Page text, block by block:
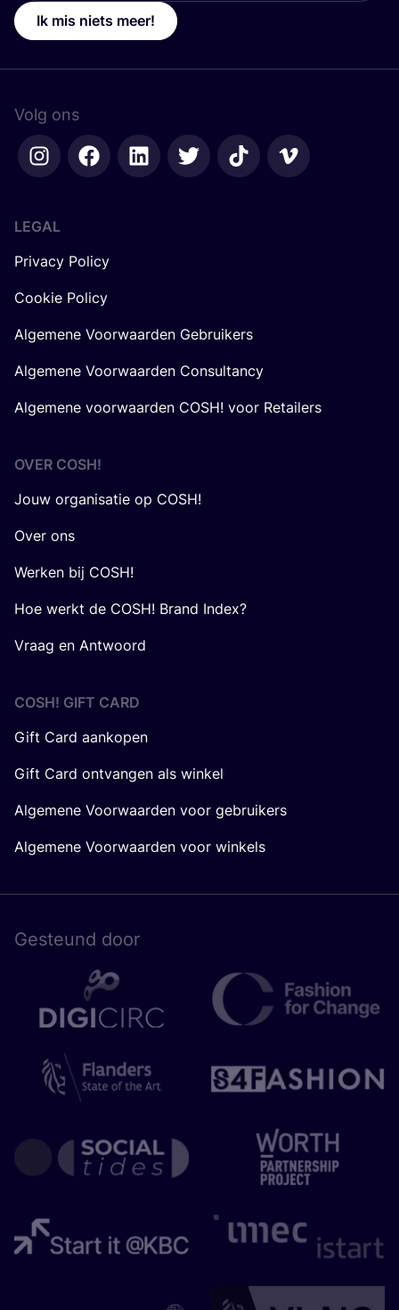
Ik mis niets meer!
Volg ons
LEGAL
Privacy Policy
Cookie Policy
Algemene Voorwaarden Gebruikers
Algemene Voorwaarden Consultancy
Algemene voorwaarden COSH! voor Retailers
OVER COSH!
Jouw organisatie op COSH!
Over ons
Werken bij COSH!
Hoe werkt de COSH! Brand Index?
Vraag en Antwoord
COSH! GIFT CARD
Gift Card aankopen
Gift Card ontvangen als winkel
Algemene Voorwaarden voor gebruikers
Algemene Voorwaarden voor winkels
Gesteund door